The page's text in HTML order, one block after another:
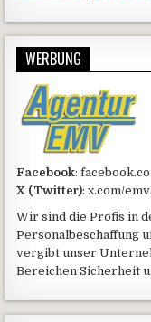
WERBUNG
Facebook:
X (Twitter): x.com/
Wir sind die Profis in
Personalbeschaffung
vergibt unser
Bereichen Sicherheit